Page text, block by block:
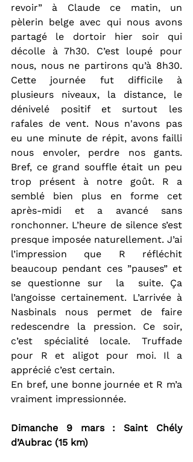
revoir” à Claude ce matin, un
pèlerin belge avec qui nous avons
partagé le dortoir hier soir qui
décolle à 7h30. C’est loupé pour
nous, nous ne partirons qu’à 8h30.
Cette journée fut difficile à
plusieurs niveaux, la distance, le
dénivelé positif et surtout les
rafales de vent. Nous n'avons pas
eu une minute de répit, avons failli
nous envoler, perdre nos gants.
Bref, ce grand souffle était un peu
trop présent à notre goût. R a
semblé bien plus en forme cet
après-midi et a avancé sans
ronchonner. L’heure de silence s’est
presque imposée naturellement. J’ai
l’impression que R réfléchit
beaucoup pendant ces ”pauses” et
se questionne sur  la  suite. Ça
l’angoisse certainement. L’arrivée à
Nasbinals nous permet de faire
redescendre la pression. Ce soir,
c’est spécialité locale. Truffade
pour R et aligot pour moi. Il a
apprécié c’est certain.
En bref, une bonne journée et R m’a
vraiment impressionnée.
Dimanche 9 mars : Saint Chély
d’Aubrac (15 km)